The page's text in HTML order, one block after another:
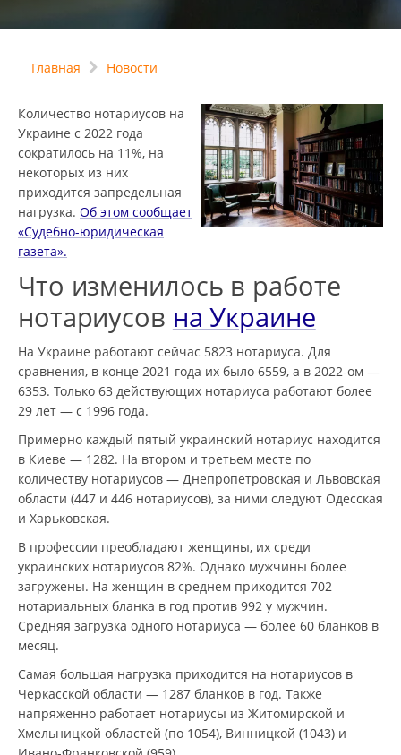
Главная Новости
Количество нотариусов на
Украине с 2022 года
сократилось на 11%, на
некоторых из них
приходится запредельная
нагрузка. Об этом сообщает
«Судебно-юридическая
газета».
Что изменилось в работе
нотариусов на Украине
На Украине работают сейчас 5823 нотариуса. Для
сравнения, в конце 2021 года их было 6559, а в 2022-ом —
6353. Только 63 действующих нотариуса работают более
29 лет — с 1996 года.
Примерно каждый пятый украинский нотариус находится
в Киеве — 1282. На втором и третьем месте по
количеству нотариусов — Днепропетровская и Львовская
области (447 и 446 нотариусов), за ними следуют Одесская
и Харьковская.
В профессии преобладают женщины, их среди
украинских нотариусов 82%. Однако мужчины более
загружены. На женщин в среднем приходится 702
нотариальных бланка в год против 992 у мужчин.
Средняя загрузка одного нотариуса — более 60 бланков в
месяц.
Самая большая нагрузка приходится на нотариусов в
Черкасской области — 1287 бланков в год. Также
напряженно работает нотариусы из Житомирской и
Хмельницкой областей (по 1054), Винницкой (1043) и